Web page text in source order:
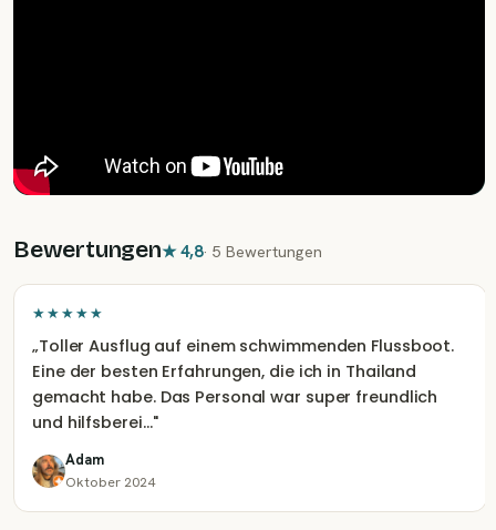
Bewertungen★4,8· 5 Bewertungen
★★★★★
„Toller Ausflug auf einem schwimmenden Flussboot.
Eine der besten Erfahrungen, die ich in Thailand
gemacht habe. Das Personal war super freundlich
und hilfsberei…"
Adam
Oktober 2024